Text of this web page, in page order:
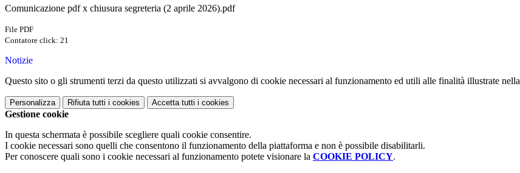
Comunicazione pdf x chiusura segreteria (2 aprile 2026).pdf
File PDF
Contatore click: 21
Notizie
Questo sito o gli strumenti terzi da questo utilizzati si avvalgono di cookie necessari al funzionamento ed utili alle finalità illustrate nella
Personalizza Rifiuta tutti i cookies Accetta tutti i cookies
Gestione cookie
In questa schermata è possibile scegliere quali cookie consentire.
I cookie necessari sono quelli che consentono il funzionamento della piattaforma e non è possibile disabilitarli.
Per conoscere quali sono i cookie necessari al funzionamento potete visionare la COOKIE POLICY.